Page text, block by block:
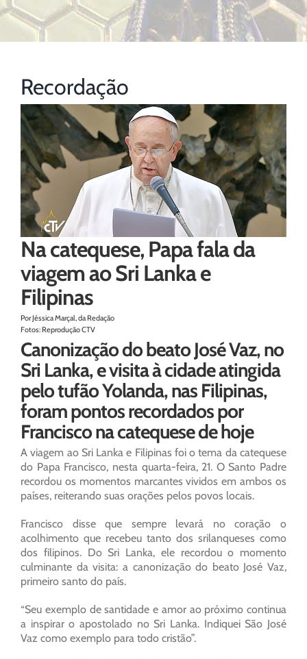
Recordação
Na catequese, Papa fala da
viagem ao Sri Lanka e
Filipinas
Por Jéssica Marçal, da Redação
Fotos: Reprodução CTV
Canonização do beato José Vaz, no
Sri Lanka, e visita à cidade atingida
pelo tufão Yolanda, nas Filipinas,
foram pontos recordados por
Francisco na catequese de hoje
A viagem ao Sri Lanka e Filipinas foi o tema da catequese
do Papa Francisco, nesta quarta-feira, 21. O Santo Padre
recordou os momentos marcantes vividos em ambos os
países, reiterando suas orações pelos povos locais.
Francisco disse que sempre levará no coração o
acolhimento que recebeu tanto dos srilanqueses como
dos filipinos. Do Sri Lanka, ele recordou o momento
culminante da visita: a canonização do beato José Vaz,
primeiro santo do país.
“Seu exemplo de santidade e amor ao próximo continua
a inspirar o apostolado no Sri Lanka. Indiquei São José
Vaz como exemplo para todo cristão”.